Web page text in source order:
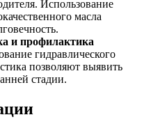
Использование
масла
и профилактика
гидравлического
позволяют выявить
стадии.